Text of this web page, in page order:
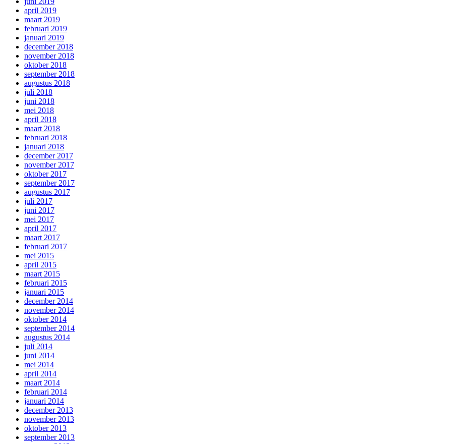
april 2019
maart 2019
februari 2019
januari 2019
december 2018
november 2018
oktober 2018
september 2018
augustus 2018
juli 2018
juni 2018
mei 2018
april 2018
maart 2018
februari 2018
januari 2018
december 2017
november 2017
oktober 2017
september 2017
augustus 2017
juli 2017
juni 2017
mei 2017
april 2017
maart 2017
februari 2017
mei 2015
april 2015
maart 2015
februari 2015
januari 2015
december 2014
november 2014
oktober 2014
september 2014
augustus 2014
juli 2014
juni 2014
mei 2014
april 2014
maart 2014
februari 2014
januari 2014
december 2013
november 2013
oktober 2013
september 2013